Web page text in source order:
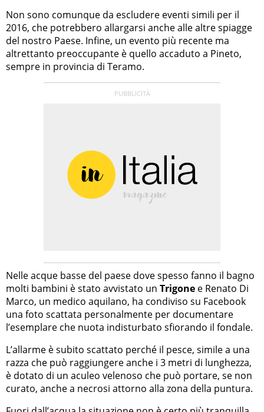
Non sono comunque da escludere eventi simili per il
2016, che potrebbero allargarsi anche alle altre spiagge
del nostro Paese. Infine, un evento più recente ma
altrettanto preoccupante è quello accaduto a Pineto,
sempre in provincia di Teramo.
Nelle acque basse del paese dove spesso fanno il bagno
molti bambini è stato avvistato un Trigone e Renato Di
Marco, un medico aquilano, ha condiviso su Facebook
una foto scattata personalmente per documentare
l’esemplare che nuota indisturbato sfiorando il fondale.
L’allarme è subito scattato perché il pesce, simile a una
razza che può raggiungere anche i 3 metri di lunghezza,
è dotato di un aculeo velenoso che può portare, se non
curato, anche a necrosi attorno alla zona della puntura.